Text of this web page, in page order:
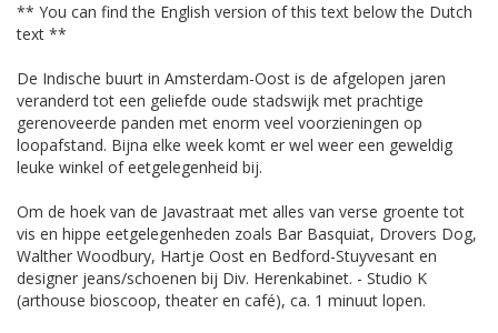
** You can find the English version of this text below the Dutch
text **
De Indische buurt in Amsterdam-Oost is de afgelopen jaren
veranderd tot een geliefde oude stadswijk met prachtige
gerenoveerde panden met enorm veel voorzieningen op
loopafstand. Bijna elke week komt er wel weer een geweldig
leuke winkel of eetgelegenheid bij.
Om de hoek van de Javastraat met alles van verse groente tot
vis en hippe eetgelegenheden zoals Bar Basquiat, Drovers Dog,
Walther Woodbury, Hartje Oost en Bedford-Stuyvesant en
designer jeans/schoenen bij Div. Herenkabinet. - Studio K
(arthouse bioscoop, theater en café), ca. 1 minuut lopen.